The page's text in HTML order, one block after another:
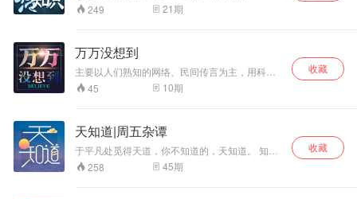
249
21期
万万没想到
主要以人们熟知的网络、民间传言为主，用科学
原理击破谣言，给你一个意想不到的真相！以你
想到的开头却未能想的结尾的“万万想到”为线索，
过我们专业的视角与科学的论证，告诉你最可信
的答案。抛弃理论化的言辞更加贴近生活的轻松
又不失科学的陈述方式，使听众在忙碌之余感受
科学健康生活的新体验。
45 10期
收藏
天知道|周五杂谭
于平凡处觅得天道，你不知道的，天知道。 知道
分子天纬为你大开脑洞、精彩评说。跟好玩人，
聊有趣事。千里路、万卷书、八方人、百般事。
258 45期
收藏